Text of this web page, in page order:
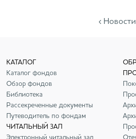
‹ Новости
КАТАЛОГ
Каталог фондов
Обзор фондов
Библиотека
Рассекреченные документы
Путеводитель по фондам
ЧИТАЛЬНЫЙ ЗАЛ
Электронный читальный зал